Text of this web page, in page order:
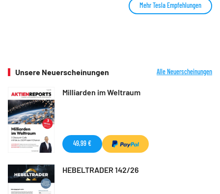
Mehr Tesla Empfehlungen
Unsere Neuerscheinungen Alle Neuerscheinungen
Milliarden im Weltraum
49,99 €
HEBELTRADER 142/26